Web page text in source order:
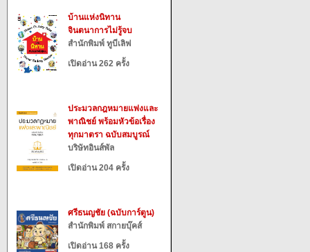
บ้านแห่งนิทาน
จินตนาการไม่รู้จบ
สำนักพิมพ์ ทูบีเลิฟ
เปิดอ่าน 262 ครั้ง
ประมวลกฎหมายแพ่งและ
พาณิชย์ พร้อมหัวข้อเรื่อง
ทุกมาตรา ฉบับสมบูรณ์
บริษัทอินส์พัล
เปิดอ่าน 204 ครั้ง
ศรีธนญชัย (ฉบับการ์ตูน)
สำนักพิมพ์ สกายบุ๊คส์
เปิดอ่าน 168 ครั้ง